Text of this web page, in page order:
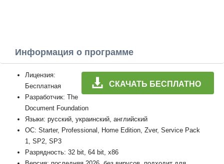
Информация о программе
СКАЧАТЬ БЕСПЛАТНО
Лицензия:
Бесплатная
Разработчик: The
Document Foundation
Языки: русский, украинский, английский
ОС: Starter, Professional, Home Edition, Zver, Service Pack
1, SP2, SP3
Разрядность: 32 bit, 64 bit, x86